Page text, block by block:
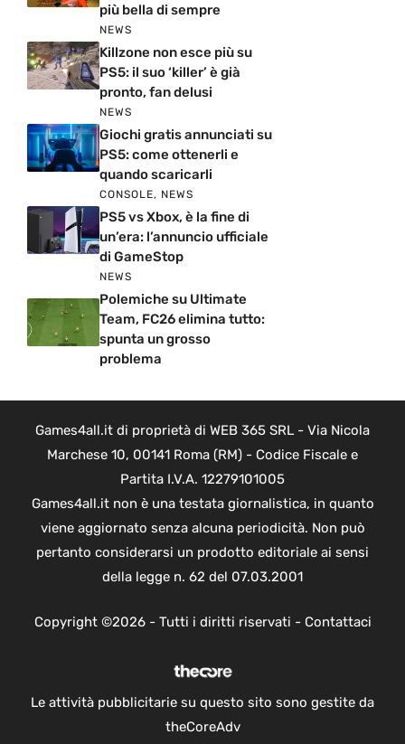
più bella di sempre
NEWS
Killzone non esce più su
PS5: il suo ‘killer’ è già
pronto, fan delusi
NEWS
Giochi gratis annunciati su
PS5: come ottenerli e
quando scaricarli
CONSOLE, NEWS
PS5 vs Xbox, è la fine di
un’era: l’annuncio ufficiale
di GameStop
NEWS
Polemiche su Ultimate
Team, FC26 elimina tutto:
spunta un grosso
problema
Games4all.it di proprietà di WEB 365 SRL - Via Nicola
Marchese 10, 00141 Roma (RM) - Codice Fiscale e
Partita I.V.A. 12279101005
Games4all.it non è una testata giornalistica, in quanto
viene aggiornato senza alcuna periodicità. Non può
pertanto considerarsi un prodotto editoriale ai sensi
della legge n. 62 del 07.03.2001
Copyright ©2026 - Tutti i diritti riservati - Contattaci
Le attività pubblicitarie su questo sito sono gestite da
theCoreAdv